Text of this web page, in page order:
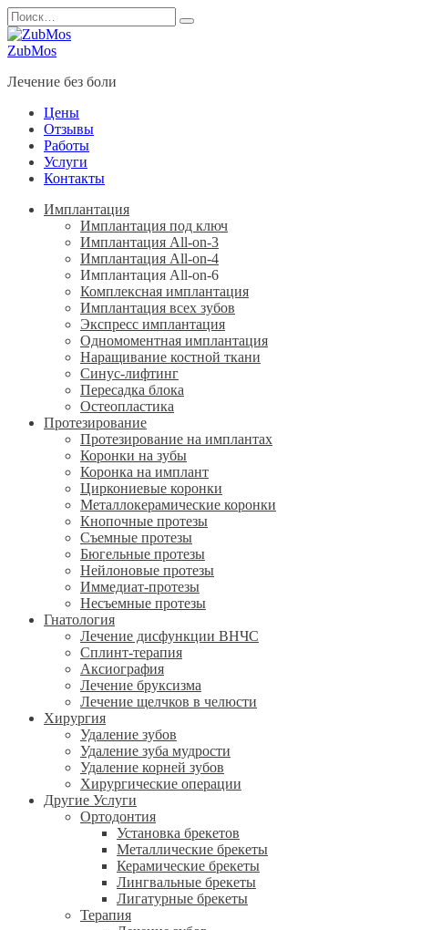
Перейти
к
содержанию
Search
for:
ZubMos
Лечение без боли
Цены
Отзывы
Работы
Услуги
Контакты
Имплантация
Имплантация под ключ
Имплантация All-on-3
Имплантация All-on-4
Имплантация All-on-6
Комплексная имплантация
Имплантация всех зубов
Экспресс имплантация
Одномоментная имплантация
Наращивание костной ткани
Синус-лифтинг
Пересадка блока
Остеопластика
Протезирование
Протезирование на имплантах
Коронки на зубы
Коронка на имплант
Циркониевые коронки
Металлокерамические коронки
Кнопочные протезы
Съемные протезы
Бюгельные протезы
Нейлоновые протезы
Иммедиат-протезы
Несъемные протезы
Гнатология
Лечение дисфункции ВНЧС
Сплинт-терапия
Аксиография
Лечение бруксизма
Лечение щелчков в челюсти
Хирургия
Удаление зубов
Удаление зуба мудрости
Удаление корней зубов
Хирургические операции
Другие Услуги
Ортодонтия
Установка брекетов
Металлические брекеты
Керамические брекеты
Лингвальные брекеты
Лигатурные брекеты
Терапия